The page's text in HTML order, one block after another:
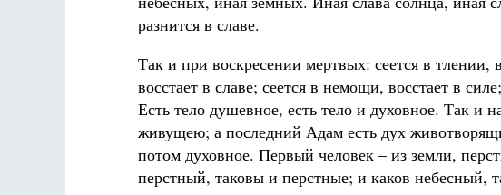
разнится в славе.
Так и при воскресении мертвых: сеется в тлении,
восстает в славе; сеется в немощи, восстает в
Есть тело душевное, есть тело и духовное. Так
живущею; а последний Адам есть дух
потом духовное. Первый человек – из земли,
перстный, таковы и перстные; и каков небесный,